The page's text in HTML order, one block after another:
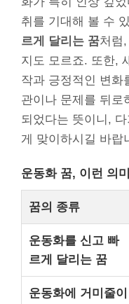
취를 기대해 볼 수
르게 달리는 꿈처럼
지도 모르죠. 또한,
작과 긍정적인 변화
관이나 문제를 뒤로
되었다는 뜻이니,
게 맞이하시길 바랍
운동화 꿈, 이런 의
꿈의 종류
운동화를 신고 빠
르게 달리는 꿈
운동화에 거미줄이